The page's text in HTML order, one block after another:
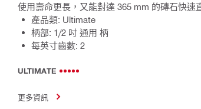
使用壽命更長，又能對達 365 mm 的磚石快速
產品類: Ultimate
柄部: 1/2 吋 通用 柄
每英寸齒數: 2
ULTIMATE
更多資訊